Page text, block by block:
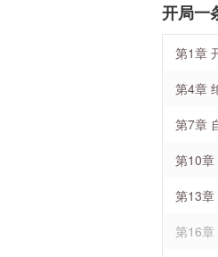
开局一
第1章
第4章
第7章
第10章
第13章
第16章